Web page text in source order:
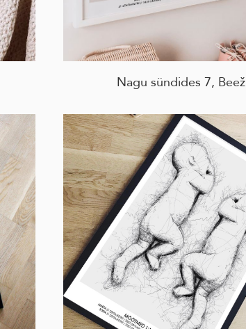
Nagu sündides 7, Beež